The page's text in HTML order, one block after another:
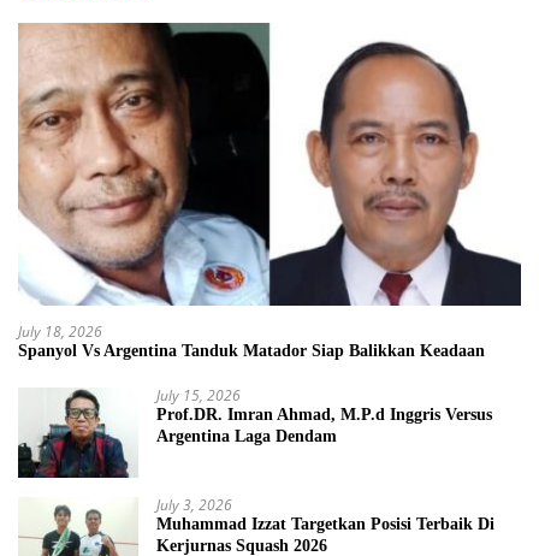
July 18, 2026
Spanyol Vs Argentina Tanduk Matador Siap Balikkan Keadaan
July 15, 2026
Prof.DR. Imran Ahmad, M.P.d Inggris Versus
Argentina Laga Dendam
July 3, 2026
Muhammad Izzat Targetkan Posisi Terbaik Di
Kerjurnas Squash 2026